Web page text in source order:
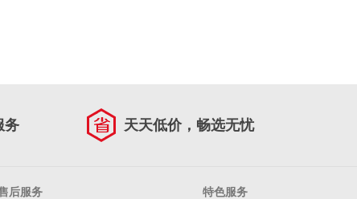
务 天天低价，畅选无忧
后服务 特色服务